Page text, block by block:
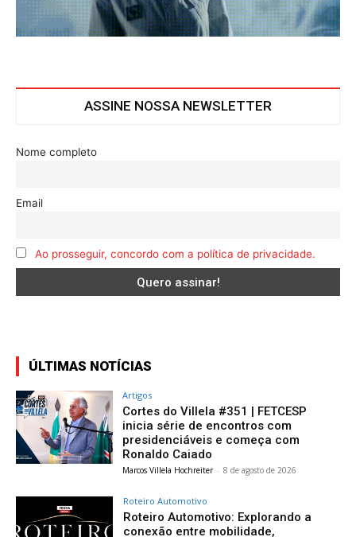
ASSINE NOSSA NEWSLETTER
Nome completo
Email
Ao prosseguir, concordo com a política de privacidade.
ÚLTIMAS NOTÍCIAS
Artigos
Cortes do Villela #351 | FETCESP
inicia série de encontros com
presidenciáveis e começa com
Ronaldo Caiado
Marcos Villela Hochreiter - 8 de agosto de 2026
Roteiro Automotivo
Roteiro Automotivo: Explorando a
conexão entre mobilidade,